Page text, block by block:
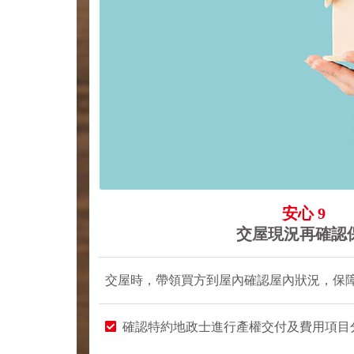
安心 9
交屋現況再確認
交屋時，帶領買方到屋內確認屋內狀況，保
確認特約地政士進行產權交付及費用項